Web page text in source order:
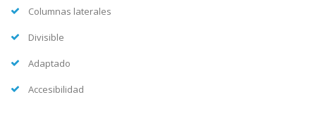
Columnas laterales
Divisible
Adaptado
Accesibilidad